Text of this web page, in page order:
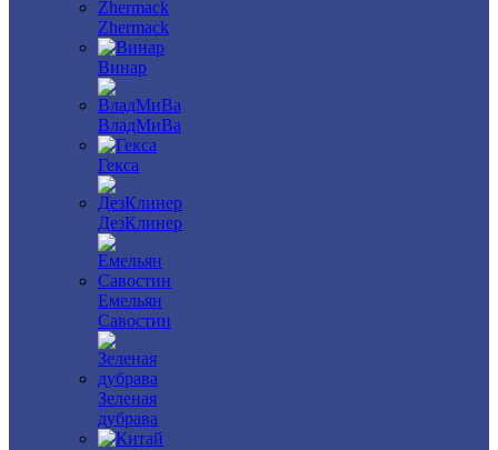
Zhermack
Винар
ВладМиВа
Гекса
ДезКлинер
Емельян
Савостин
Зеленая
дубрава